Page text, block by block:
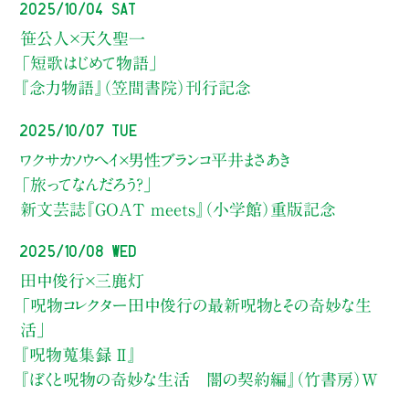
2025/10/07 Tue
ワクサカソウヘイ×男性ブランコ平井まさあき
「旅ってなんだろう？」
新文芸誌『GOAT meets』（小学館）重版記念
2025/10/04 Sat
笹公人×天久聖一
「短歌はじめて物語」
『念力物語』（笠間書院）刊行記念
2025/10/08 Wed
田中俊行×三鹿灯
「呪物コレクター田中俊行の最新呪物とその奇妙な生
活」
『呪物蒐集録 Ⅱ』
『ぼくと呪物の奇妙な生活 闇の契約編』（竹書房）W